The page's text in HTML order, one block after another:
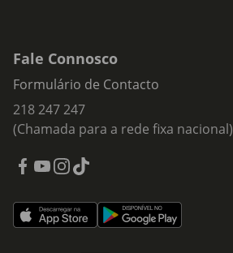
Fale Connosco
Formulário de Contacto
218 247 247
(Chamada para a rede fixa nacional)